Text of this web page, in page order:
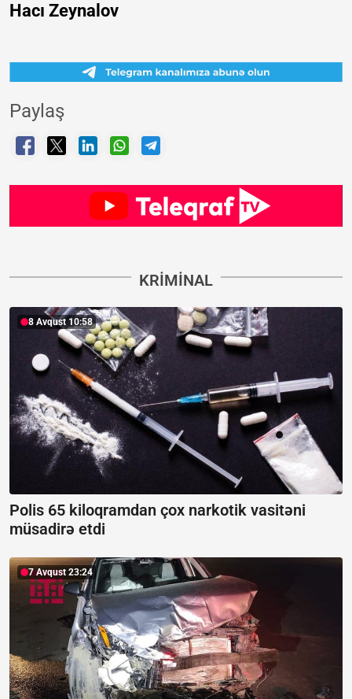
Hacı Zeynalov
Paylaş
KRIMINAL
8 Avqust 10:58
Polis 65 kiloqramdan çox narkotik vasitəni
müsadirə etdi
7 Avqust 23:24